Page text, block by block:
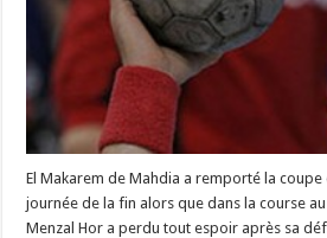
El Makarem de Mahdia a remporté la coupe
journée de la fin alors que dans la course
Menzal Hor a perdu tout espoir après sa